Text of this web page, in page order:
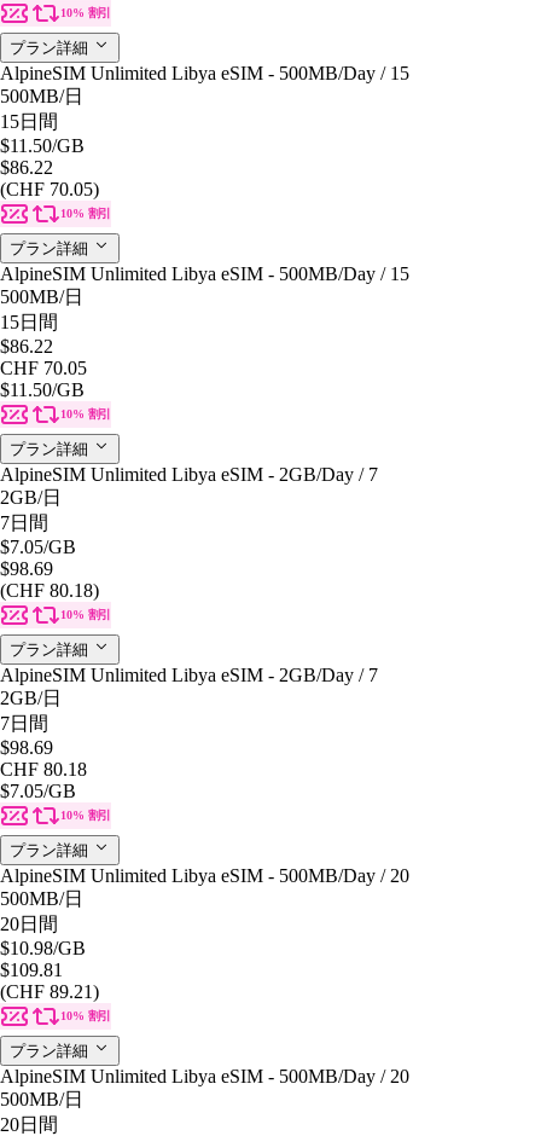
10% 割引
プラン詳細
AlpineSIM Unlimited Libya eSIM - 500MB/Day / 15
500MB/日
15日間
$11.50/GB
$86.22
(CHF 70.05)
10% 割引
プラン詳細
AlpineSIM Unlimited Libya eSIM - 500MB/Day / 15
500MB/日
15日間
$86.22
CHF 70.05
$11.50/GB
10% 割引
プラン詳細
AlpineSIM Unlimited Libya eSIM - 2GB/Day / 7
2GB/日
7日間
$7.05/GB
$98.69
(CHF 80.18)
10% 割引
プラン詳細
AlpineSIM Unlimited Libya eSIM - 2GB/Day / 7
2GB/日
7日間
$98.69
CHF 80.18
$7.05/GB
10% 割引
プラン詳細
AlpineSIM Unlimited Libya eSIM - 500MB/Day / 20
500MB/日
20日間
$10.98/GB
$109.81
(CHF 89.21)
10% 割引
プラン詳細
AlpineSIM Unlimited Libya eSIM - 500MB/Day / 20
500MB/日
20日間